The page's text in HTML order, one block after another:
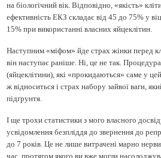
на біологічний вік. Відповідно, «якість»
ефективність ЕКЗ складає від 45 до 75% у
15% при використанні власних яйцеклітин.
Наступним «міфом» йде страх жінки перед
він наступає раніше. Ні, це не так.
(яйцеклітини), які «прокидаються» саме у
ж відноситься і страх набору зайвої ваги,
підґрунтя.
І ще трохи статистики з мого власного
усвідомлення безпліддя до звернення до
до 7 років. Це не лише витрачені марно
час, протягом якого ви вже могли